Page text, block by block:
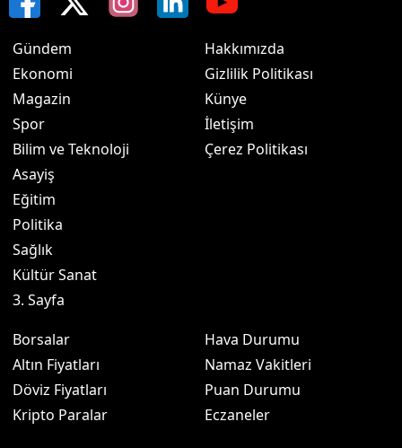
Gündem
Ekonomi
Magazin
Spor
Bilim ve Teknoloji
Asayiş
Eğitim
Politika
Sağlık
Kültür Sanat
3. Sayfa
Hakkımızda
Gizlilik Politikası
Künye
İletişim
Çerez Politikası
Borsalar
Altın Fiyatları
Döviz Fiyatları
Kripto Paralar
Hava Durumu
Namaz Vakitleri
Puan Durumu
Eczaneler